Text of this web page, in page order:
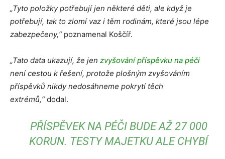
„Tyto položky potřebují jen některé děti, ale když je
potřebují, tak to zlomí vaz i těm rodinám, které jsou lépe
zabezpečeny,“poznamenal Koščíř.
„Tato data ukazují, že jen zvyšování příspěvku na péči
není cestou k řešení, protože plošným zvyšováním
příspěvků nikdy nedosáhneme pokrytí těch
extrémů,“dodal.
PŘÍSPĚVEK NA PÉČI BUDE AŽ 27 000
KORUN. TESTY MAJETKU ALE CHYBÍ